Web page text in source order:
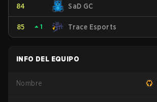
84 SaD GC
85 ⏶ 1 Trace Esports
INFO DEL EQUIPO
Nombre